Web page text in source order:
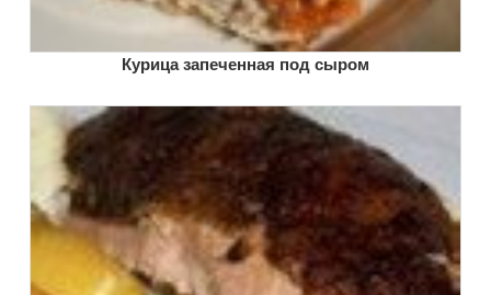
Курица запеченная под сыром